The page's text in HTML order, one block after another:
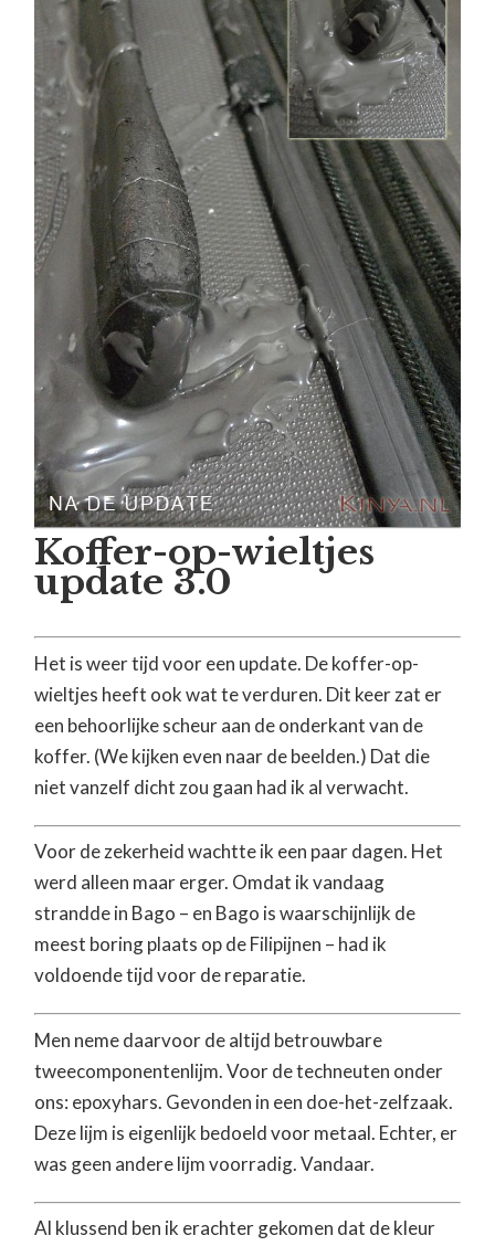
Koffer-op-wieltjes
update 3.0
Het is weer tijd voor een update. De koffer-op-
wieltjes heeft ook wat te verduren. Dit keer zat er
een behoorlijke scheur aan de onderkant van de
koffer. (We kijken even naar de beelden.) Dat die
niet vanzelf dicht zou gaan had ik al verwacht.
Voor de zekerheid wachtte ik een paar dagen. Het
werd alleen maar erger. Omdat ik vandaag
strandde in Bago – en Bago is waarschijnlijk de
meest boring plaats op de Filipijnen – had ik
voldoende tijd voor de reparatie.
Men neme daarvoor de altijd betrouwbare
tweecomponentenlijm. Voor de techneuten onder
ons: epoxyhars. Gevonden in een doe-het-zelfzaak.
Deze lijm is eigenlijk bedoeld voor metaal. Echter, er
was geen andere lijm voorradig. Vandaar.
Al klussend ben ik erachter gekomen dat de kleur